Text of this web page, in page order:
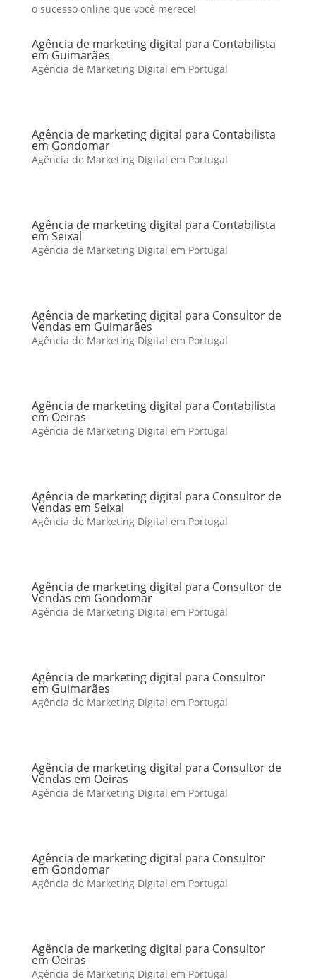
o sucesso online que você merece!
Agência de marketing digital para Contabilista
em Guimarães
Agência de Marketing Digital em Portugal
Agência de marketing digital para Contabilista
em Gondomar
Agência de Marketing Digital em Portugal
Agência de marketing digital para Contabilista
em Seixal
Agência de Marketing Digital em Portugal
Agência de marketing digital para Consultor de
Vendas em Guimarães
Agência de Marketing Digital em Portugal
Agência de marketing digital para Contabilista
em Oeiras
Agência de Marketing Digital em Portugal
Agência de marketing digital para Consultor de
Vendas em Seixal
Agência de Marketing Digital em Portugal
Agência de marketing digital para Consultor de
Vendas em Gondomar
Agência de Marketing Digital em Portugal
Agência de marketing digital para Consultor
em Guimarães
Agência de Marketing Digital em Portugal
Agência de marketing digital para Consultor de
Vendas em Oeiras
Agência de Marketing Digital em Portugal
Agência de marketing digital para Consultor
em Gondomar
Agência de Marketing Digital em Portugal
Agência de marketing digital para Consultor
em Oeiras
Agência de Marketing Digital em Portugal